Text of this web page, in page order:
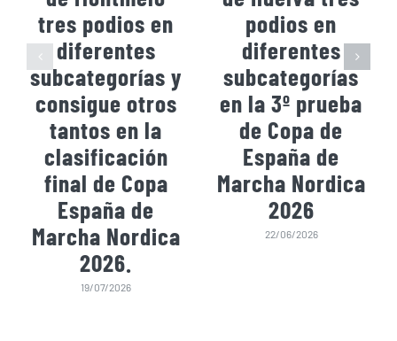
tres podios en
diferentes
subcategorías y
consigue otros
tantos en la
clasificación
final de Copa
España de
Marcha Nordica
2026.
19/07/2026
podios en
diferentes
subcategorías
en la 3º prueba
de Copa de
España de
Marcha Nordica
2026
22/06/2026